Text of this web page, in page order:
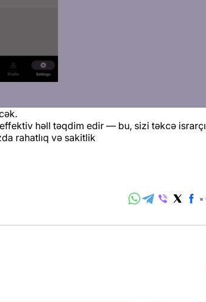
həll təqdim edir — bu, sizi təkcə israrçı
rahatlıq və sakitlik